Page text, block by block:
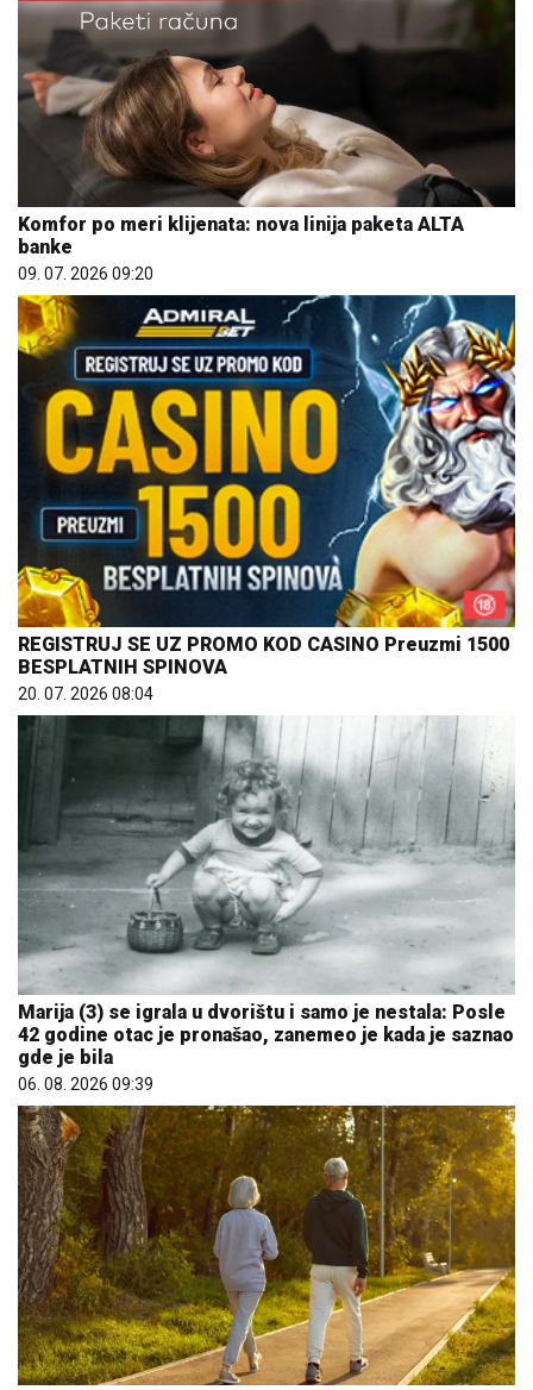
Komfor po meri klijenata: nova linija paketa ALTA
banke
09. 07. 2026 09:20
REGISTRUJ SE UZ PROMO KOD CASINO Preuzmi 1500
BESPLATNIH SPINOVA
20. 07. 2026 08:04
Marija (3) se igrala u dvorištu i samo je nestala: Posle
42 godine otac je pronašao, zanemeo je kada je saznao
gde je bila
06. 08. 2026 09:39